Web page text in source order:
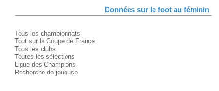
Données sur le foot au féminin
Tous les championnats
Tout sur la Coupe de France
Tous les clubs
Toutes les sélections
Ligue des Champions
Recherche de joueuse